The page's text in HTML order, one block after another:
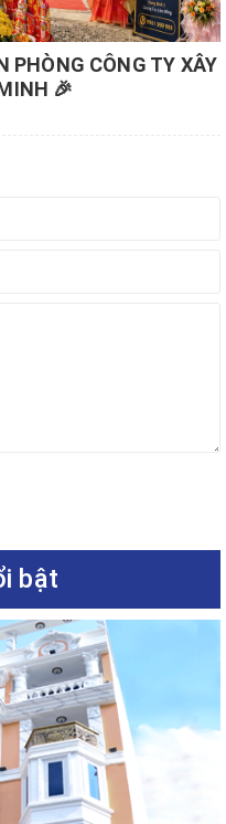
PHÒNG CÔNG TY XÂY
🎉
bật